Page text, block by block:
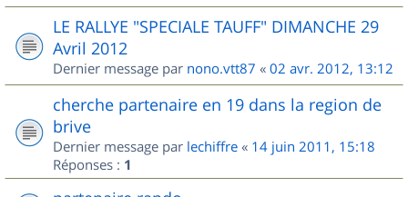
LE RALLYE "SPECIALE TAUFF" DIMANCHE 29
Avril 2012
Dernier message par nono.vtt87 « 02 avr. 2012, 13:12
cherche partenaire en 19 dans la region de
brive
Dernier message par lechiffre « 14 juin 2011, 15:18
Réponses : 1